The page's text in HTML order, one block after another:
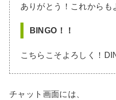
ありがとう！これからも
BINGO！！
こちらこそよろしく！
チャット画面には、